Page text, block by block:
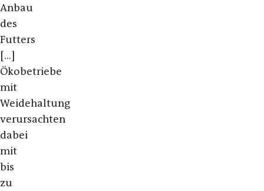
Anbau
des
Futters
[...]
Ökobetriebe
mit
Weidehaltung
verursachten
dabei
mit
bis
zu